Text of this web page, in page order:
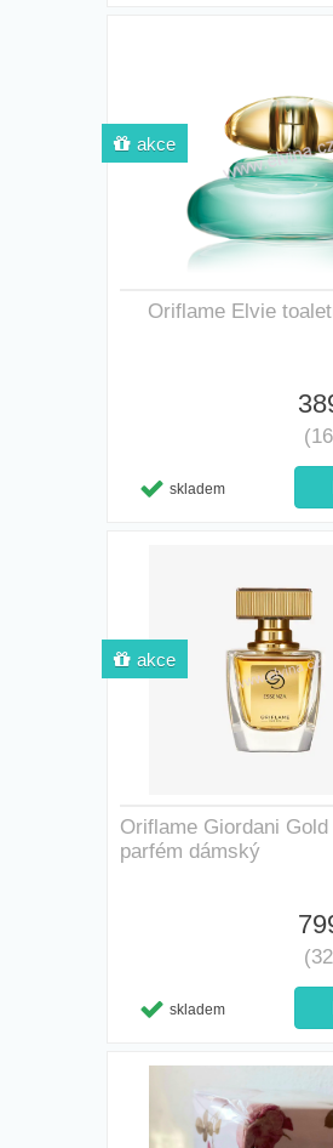
Oriflame Elvie
skladem
akce
Oriflame Giordani
parfém dámský
skladem
akce